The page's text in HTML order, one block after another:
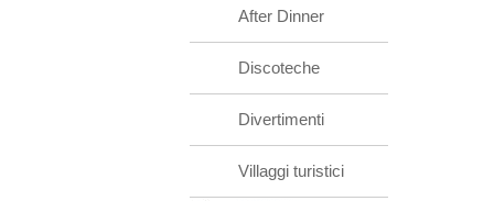
After Dinner
Discoteche
Divertimenti
Villaggi turistici